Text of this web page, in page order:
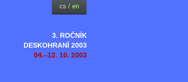
3. ROČNÍK
DESKOHRANÍ 2003
04.–12. 10. 2003
cs / en